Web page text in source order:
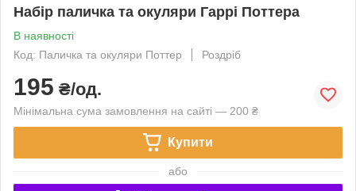
Набір паличка та окуляри Гаррі Поттера
В наявності
Код: Паличка та окуляри Поттер
Роздріб
195 ₴/од.
Мінімальна сума замовлення на сайті — 200 ₴
Купити
або